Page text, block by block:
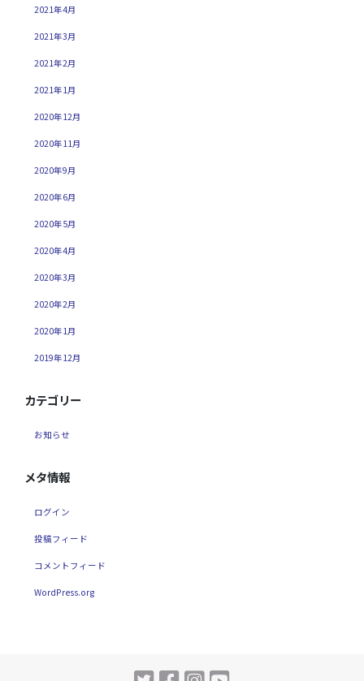
2021年4月
2021年3月
2021年2月
2021年1月
2020年12月
2020年11月
2020年9月
2020年6月
2020年5月
2020年4月
2020年3月
2020年2月
2020年1月
2019年12月
カテゴリー
お知らせ
メタ情報
ログイン
投稿フィード
コメントフィード
WordPress.org